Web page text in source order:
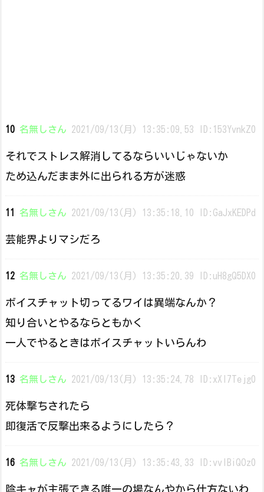
10 名無しさん 2021/09/13(月) 13:35:09.53 ID:153YvnkZ0
それでストレス解消してるならいいじゃないか
ため込んだまま外に出られる方が迷惑
11 名無しさん 2021/09/13(月) 13:35:18.10 ID:GaJxKEDPd
芸能界よりマシだろ
12 名無しさん 2021/09/13(月) 13:35:20.39 ID:uH8gQ5DX0
ボイスチャット切ってるワイは異端なんか？
知り合いとやるならともかく
一人でやるときはボイスチャットいらんわ
13 名無しさん 2021/09/13(月) 13:35:24.78 ID:xXI7Tejg0
死体撃ちされたら
即復活で反撃出来るようにしたら？
16 名無しさん 2021/09/13(月) 13:35:43.33 ID:vvIBiQOz0
陰キャが主張できる唯一の場なんやから仕方ないわ